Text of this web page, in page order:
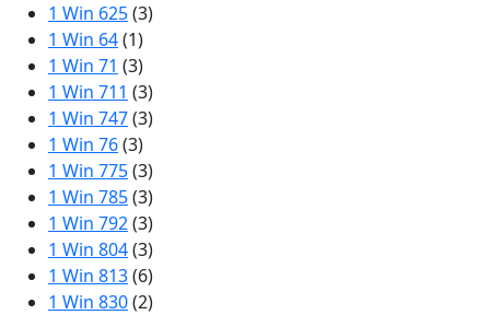
1 Win 625(3)
1 Win 64(1)
1 Win 71 (3)
1 Win 711 (3)
1 Win 747(3)
1 Win 76(3)
1 Win 775(3)
1 Win 785(3)
1 Win 792(3)
1 Win 804(3)
1 Win 813(6)
1 Win 830(2)